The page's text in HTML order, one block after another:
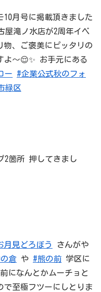
月号に掲載頂きました
滝ノ水店が2周年イベ
物、ご褒美にピッタリの
よ〜😌✨ お手元にある
ー
#企業公式秋のフォ
緑区
2箇所 押してきまし
月見どろぼう
さんがや
倉 や #熊の前 学区に
になんとかムーチョと
で至極フツーにしとりま